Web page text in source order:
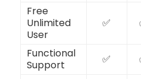
Free
Unlimited
User
✅
Functional
Support
✅